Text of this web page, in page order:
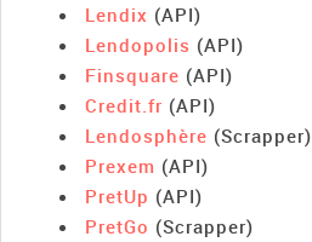
Lendix (API)
Lendopolis (API)
Finsquare (API)
Credit.fr (API)
Lendosphère (Scrapper)
Prexem (API)
PretUp (API)
PretGo (Scrapper)